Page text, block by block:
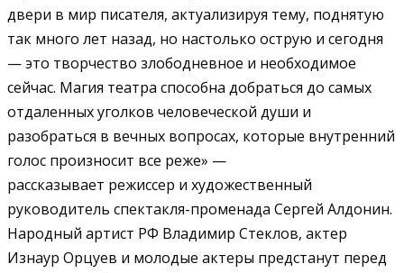
двери в мир писателя, актуализируя тему, поднятую
так много лет назад, но настолько острую и сегодня
— это творчество злободневное и необходимое
сейчас. Магия театра способна добраться до самых
отдаленных уголков человеческой души и
разобраться в вечных вопросах, которые внутренний
голос произносит все реже» —
рассказывает режиссер и художественный
руководитель спектакля-променада Сергей Алдонин.
Народный артист РФ Владимир Стеклов, актер
Изнаур Орцуев и молодые актеры предстанут перед